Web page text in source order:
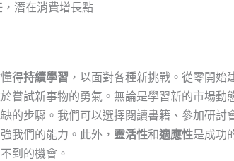
潛在消費增長點
得持續學習 ，以面對各種新挑戰。從零開始
嘗試新事物的勇氣。無論是學習新的市場動
的步驟。我們可以選擇閱讀書籍、參加研討
我們的能力。此外， 靈活性和適應性是成功
到的機會。